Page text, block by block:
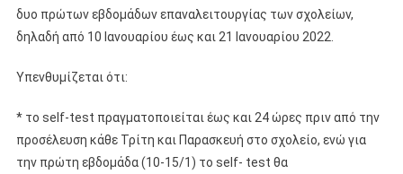
δυο πρώτων εβδομάδων επαναλειτουργίας των σχολείων,
δηλαδή από 10 Ιανουαρίου έως και 21 Ιανουαρίου 2022.
Υπενθυμίζεται ότι:
* το self-test πραγματοποιείται έως και 24 ώρες πριν από την
προσέλευση κάθε Τρίτη και Παρασκευή στο σχολείο, ενώ για
την πρώτη εβδομάδα (10-15/1) το self- test θα